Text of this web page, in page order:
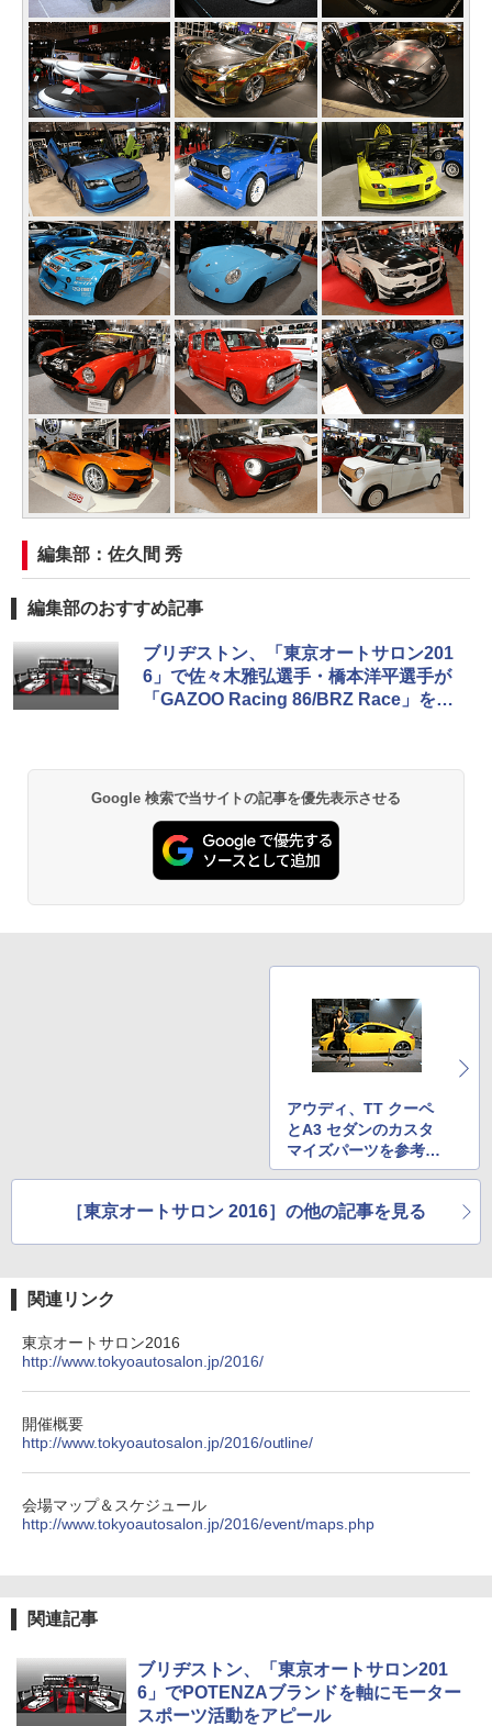
編集部：佐久間 秀
編集部のおすすめ記事
ブリヂストン、「東京オートサロン201
6」で佐々木雅弘選手・橋本洋平選手が
「GAZOO Racing 86/BRZ Race」を主
Google 検索で当サイトの記事を優先表示させる
アウディ、TT クーペ
とA3 セダンのカスタ
マイズパーツを参考出
品
［東京オートサロン 2016］の他の記事を見る
関連リンク
東京オートサロン2016
http://www.tokyoautosalon.jp/2016/
開催概要
http://www.tokyoautosalon.jp/2016/outline/
会場マップ＆スケジュール
http://www.tokyoautosalon.jp/2016/event/maps.php
関連記事
ブリヂストン、「東京オートサロン201
6」でPOTENZAブランドを軸にモーター
スポーツ活動をアピール